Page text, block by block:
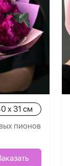
x 31 см
пионов